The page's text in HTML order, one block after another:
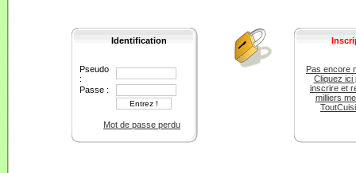
Identification
Pseudo
:
Passe :
Mot de passe perdu
Pas encore
Cliquez ici
inscrire et
milliers